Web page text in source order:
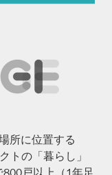
所に位置する
トの「暮らし」
戸以上（1年足